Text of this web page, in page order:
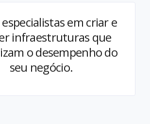
em criar e
infraestruturas que
o desempenho do
seu negócio.